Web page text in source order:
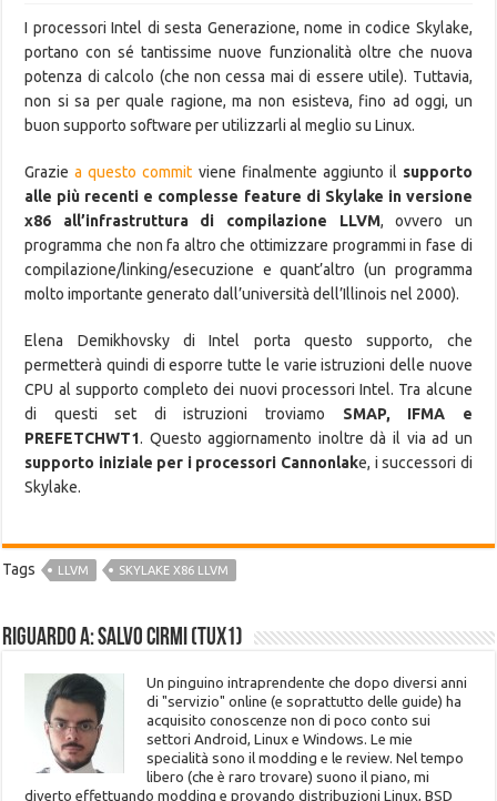
I processori Intel di sesta Generazione, nome in codice Skylake,
portano con sé tantissime nuove funzionalità oltre che nuova
potenza di calcolo (che non cessa mai di essere utile). Tuttavia,
non si sa per quale ragione, ma non esisteva, fino ad oggi, un
buon supporto software per utilizzarli al meglio su Linux.
Graziea questo commit viene finalmente aggiunto il supporto
alle più recenti e complesse feature di Skylake in versione
x86 all’infrastruttura di compilazione LLVM, ovvero un
programma che non fa altro che ottimizzare programmi in fase di
compilazione/linking/esecuzione e quant’altro (un programma
molto importante generato dall’università dell’Illinois nel 2000).
Elena Demikhovsky di Intel porta questo supporto, che
permetterà quindi di esporre tutte le varie istruzioni delle nuove
CPU al supporto completo dei nuovi processori Intel. Tra alcune
di questi set di istruzioni troviamo SMAP, IFMA e
PREFETCHWT1. Questo aggiornamento inoltre dà il via ad un
supporto iniziale per i processori Cannonlake, i successori di
Skylake.
Tags LLVM SKYLAKE X86 LLVM
Riguardo a: Salvo Cirmi (Tux1)
Un pinguino intraprendente che dopo diversi anni
di "servizio" online (e soprattutto delle guide) ha
acquisito conoscenze non di poco conto sui
settori Android, Linux e Windows. Le mie
specialità sono il modding e le review. Nel tempo
libero (che è raro trovare) suono il piano, mi
diverto effettuando modding e provando distribuzioni Linux, BSD